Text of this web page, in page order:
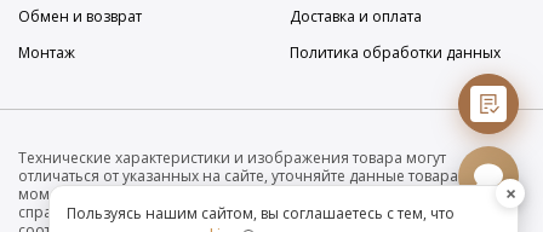
Обмен и возврат
Доставка и оплата
Монтаж
Политика обработки данных
Технические характеристики и изображения товара могут
отличаться от указанных на сайте, уточняйте данные товара на
момент покупки и оплаты. Вся информация на сайте о товарах носит
справочный характер и не является публичной офертой в
Пользуясь нашим сайтом, вы соглашаетесь с тем, что
×